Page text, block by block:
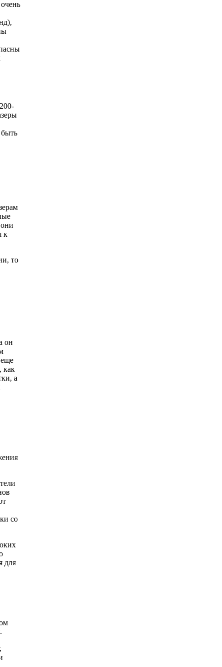
к
то
он
еще
как
а
со
для